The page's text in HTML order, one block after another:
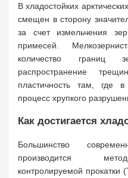
В хладостойких
смещен в сторону
за счет измельчения
примесей.
количество границ
распространение
пластичность там, где
процесс хрупкого
Как достигается
Большинство
производится
контролируемой прокатки